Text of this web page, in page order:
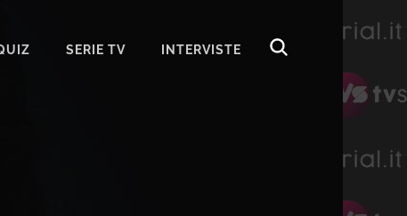
SERIE TV INTERVISTE